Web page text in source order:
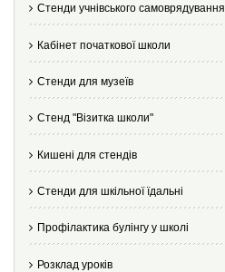
Стенди учнівського самоврядування
Кабінет початкової школи
Стенди для музеїв
Стенд "Візитка школи"
Кишені для стендів
Стенди для шкільної їдальні
Профілактика булінгу у школі
Розклад уроків